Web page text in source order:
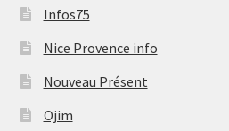
Infos75
Nice Provence info
Nouveau Présent
Ojim